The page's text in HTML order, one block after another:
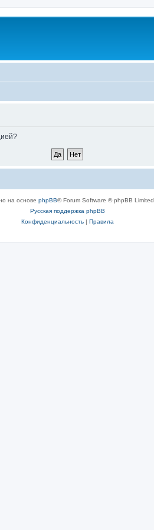
на основе phpBB® Forum Software © phpBB Limited
Русская поддержка phpBB
Конфиденциальность| Правила